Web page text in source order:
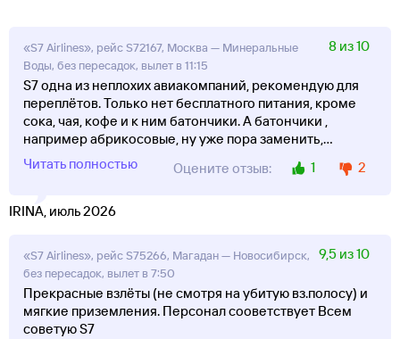
«S7 Airlines», рейс S72167, Москва — Минеральные
Воды, без пересадок, вылет в 11:15
8 из 10
S7 одна из неплохих авиакомпаний, рекомендую для
переплётов. Только нет бесплатного питания, кроме
сока, чая, кофе и к ним батончики. А батончики ,
например абрикосовые, ну уже пора заменить,...
Читать полностью
Оцените отзыв: 1 2
IRINA, июль 2026
«S7 Airlines», рейс S75266, Магадан — Новосибирск,
без пересадок, вылет в 7:50
9,5 из 10
Прекрасные взлёты (не смотря на убитую вз.полосу) и
мягкие приземления. Персонал сооветствует Всем
советую S7